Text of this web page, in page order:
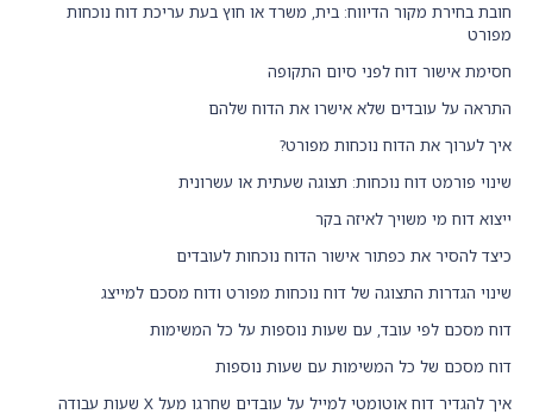
חובת בחירת מקור הדיווח: בית, משרד או חוץ בעת עריכת דוח נוכחות
מפורט
חסימת אישור דוח לפני סיום התקופה
התראה על עובדים שלא אישרו את הדוח שלהם
איך לערוך את הדוח נוכחות מפורט?
שינוי פורמט דוח נוכחות: תצוגה שעתית או עשרונית
ייצוא דוח מי משויך לאיזה בקר
כיצד להסיר את כפתור אישור הדוח נוכחות לעובדים
שינוי הגדרות התצוגה של דוח נוכחות מפורט ודוח מסכם למייצג
דוח מסכם לפי עובד, עם שעות נוספות על כל המשימות
דוח מסכם של כל המשימות עם שעות נוספות
איך להגדיר דוח אוטומטי למייל על עובדים שחרגו מעל X שעות עבודה